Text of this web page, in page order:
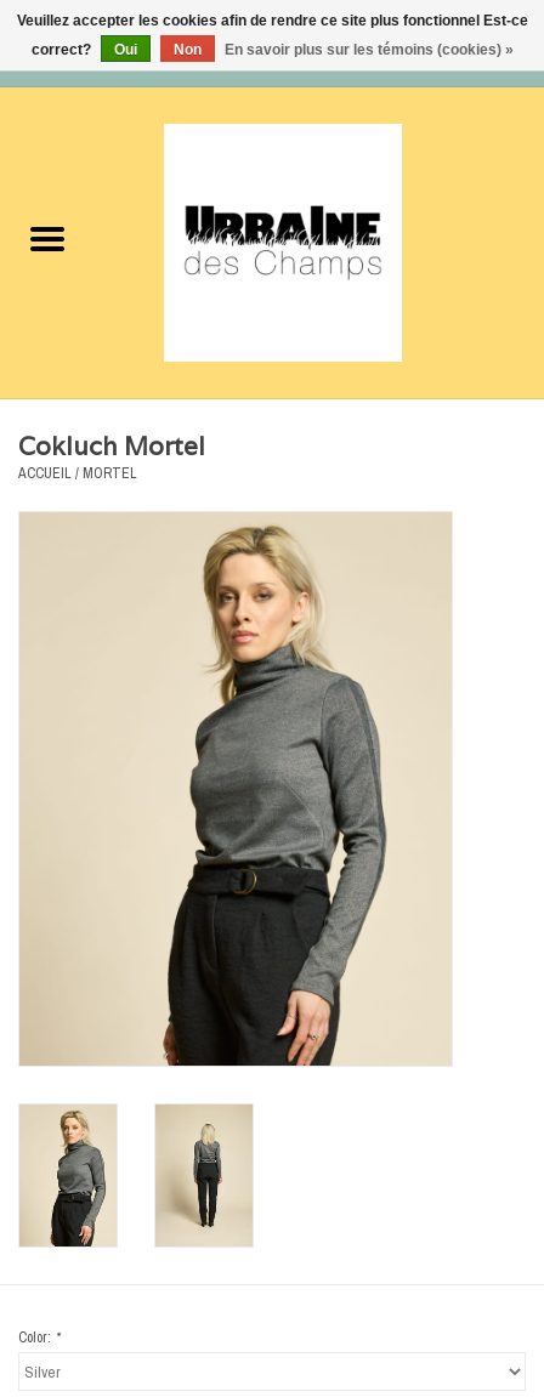
Femmes
Soldes
Cokluch Mortel
ACCUEIL/ MORTEL
Color: *
Veuillez accepter les cookies afin de rendre ce site plus fonctionnel Est-ce
correct?
Oui Non En savoir plus sur les témoins (cookies) »